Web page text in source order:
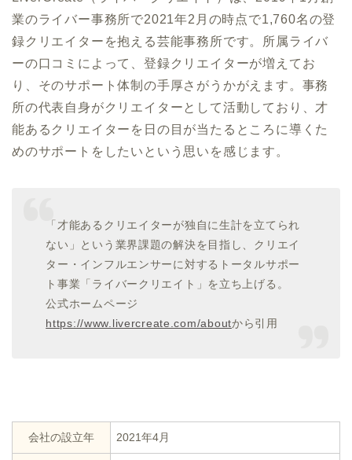
業のライバー事務所で2021年2月の時点で1,760名の登
録クリエイターを抱える芸能事務所です。所属ライバ
ーの口コミによって、登録クリエイターが増えてお
り、そのサポート体制の手厚さがうかがえます。事務
所の代表自身がクリエイターとして活動しており、才
能あるクリエイターを日の目が当たるところに導くた
めのサポートをしたいという思いを感じます。
「才能あるクリエイターが独自に生計を立てられ
ない」という業界課題の解決を目指し、クリエイ
ター・インフルエンサーに対するトータルサポー
ト事業「ライバークリエイト」を立ち上げる。
公式ホームページ
https://www.livercreate.com/aboutから引用
会社の設立年 2021年4月